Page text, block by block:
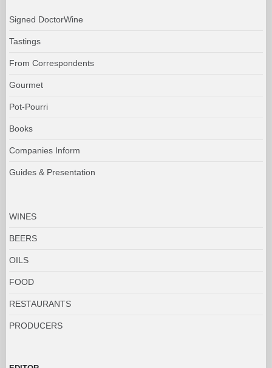
Signed DoctorWine
Tastings
From Correspondents
Gourmet
Pot-Pourri
Books
Companies Inform
Guides & Presentation
WINES
BEERS
OILS
FOOD
RESTAURANTS
PRODUCERS